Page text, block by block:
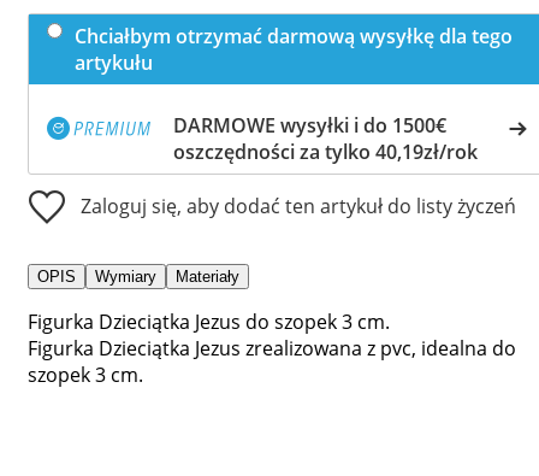
Chciałbym otrzymać darmową wysyłkę dla tego
artykułu
DARMOWE wysyłki i do 1500€
oszczędności za tylko 40,19zł/rok
Zaloguj się, aby dodać ten artykuł do listy życzeń
OPIS Wymiary Materiały
Figurka Dzieciątka Jezus do szopek 3 cm.
Figurka Dzieciątka Jezus zrealizowana z pvc, idealna do
szopek 3 cm.